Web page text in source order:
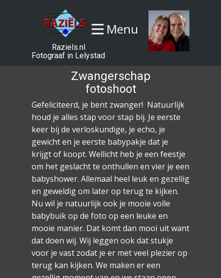
Menu
Raziels.nl
Fotograaf in Lelystad
Zwangerschap
fotoshoot
Gefeliciteerd, je bent zwanger! ​Natuurlijk
houd je alles stap voor stap bij. Je eerste
keer bij de verloskundige, je echo, je
gewicht en je eerste babypakje dat je
krijgt of koopt. Wellicht heb je een feestje
om het geslacht te onthullen en vier je een
babyshower. Allemaal heel leuk en gezellig
en geweldig om later op terug te kijken.
Nu wil je natuurlijk ook je mooie volle
babybuik op de foto op een leuke en
mooie manier. Dat komt dan mooi uit want
dat doen wij. Wij leggen ook dat stukje
voor je vast zodat je er met veel plezier op
terug kan kijken. We maken er een